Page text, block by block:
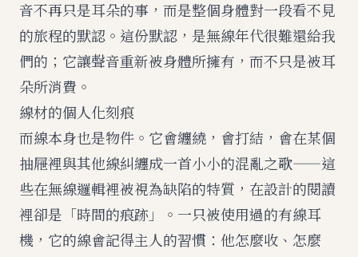
音不再只是耳朵的事，而是整個身體對一段看不見
的旅程的默認。這份默認，是無線年代很難還給我
們的；它讓聲音重新被身體所擁有，而不只是被耳
朵所消費。
線材的個人化刻痕
而線本身也是物件。它會纏繞，會打結，會在某個
抽屜裡與其他線糾纏成一首小小的混亂之歌——這
些在無線邏輯裡被視為缺陷的特質，在設計的閱讀
裡卻是「時間的痕跡」。一只被使用過的有線耳
機，它的線會記得主人的習慣：他怎麼收、怎麼